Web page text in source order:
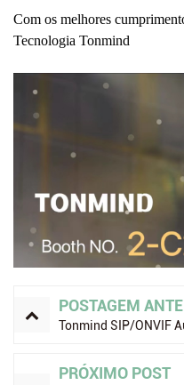
Com os melhores
Tecnologia Tonmind
POSTAGEM
Tonmind SIP/ONVIF
PRÓXIMO POST